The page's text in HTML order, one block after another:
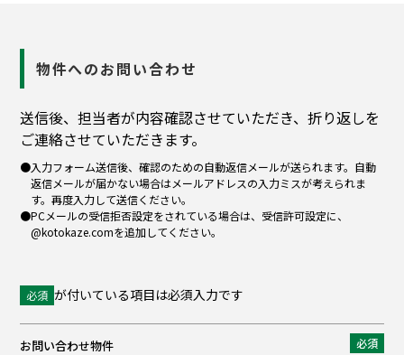
物件へのお問い合わせ
送信後、担当者が内容確認させていただき、折り返しを
ご連絡させていただきます。
入力フォーム送信後、確認のための自動返信メールが送られます。自動
返信メールが届かない場合はメールアドレスの入力ミスが考えられま
す。再度入力して送信ください。
PCメールの受信拒否設定をされている場合は、受信許可設定に、
@kotokaze.comを追加してください。
必須 が付いている項目は必須入力です
お問い合わせ物件